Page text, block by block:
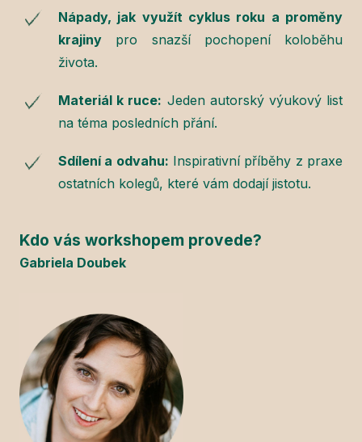
Nápady, jak využít cyklus roku a proměny
krajiny pro snazší pochopení koloběhu
života.
Materiál k ruce: Jeden autorský výukový list
na téma posledních přání.
Sdílení a odvahu: Inspirativní příběhy z praxe
ostatních kolegů, které vám dodají jistotu.
Kdo vás workshopem provede?
Gabriela Doubek